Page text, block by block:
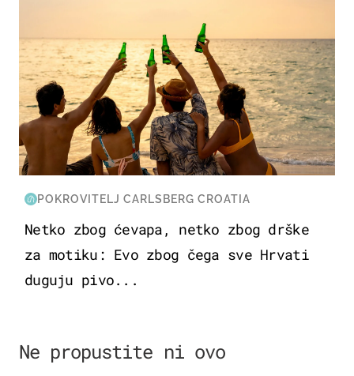
POKROVITELJ CARLSBERG CROATIA
Netko zbog ćevapa, netko zbog drške
za motiku: Evo zbog čega sve Hrvati
duguju pivo...
Ne propustite ni ovo